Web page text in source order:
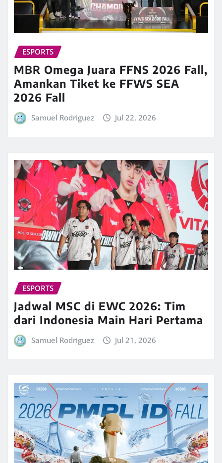
ESPORTS
MBR Omega Juara FFNS 2026 Fall,
Amankan Tiket ke FFWS SEA
2026 Fall
Samuel Rodriguez Jul 22, 2026
ESPORTS
Jadwal MSC di EWC 2026: Tim
dari Indonesia Main Hari Pertama
Samuel Rodriguez Jul 21, 2026